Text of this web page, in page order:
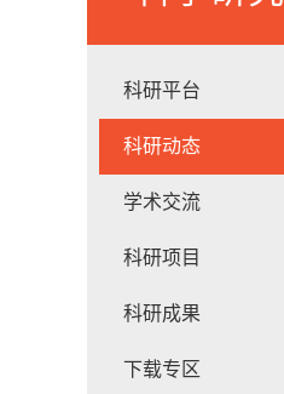
科研平台
科研动态
学术交流
科研项目
科研成果
下载专区